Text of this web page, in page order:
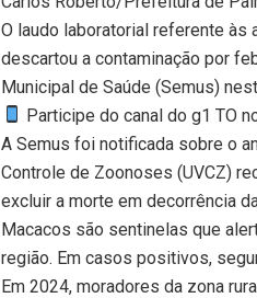
O laudo laboratorial referente às
descartou a contaminação por
Municipal de Saúde (Semus)
Participe do canal do g1 TO
A Semus foi notificada sobre o
Controle de Zoonoses (UVCZ)
excluir a morte em decorrência
Macacos são sentinelas que
região. Em casos positivos,
Em 2024, moradores da zona